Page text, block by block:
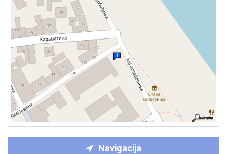
Navigacija